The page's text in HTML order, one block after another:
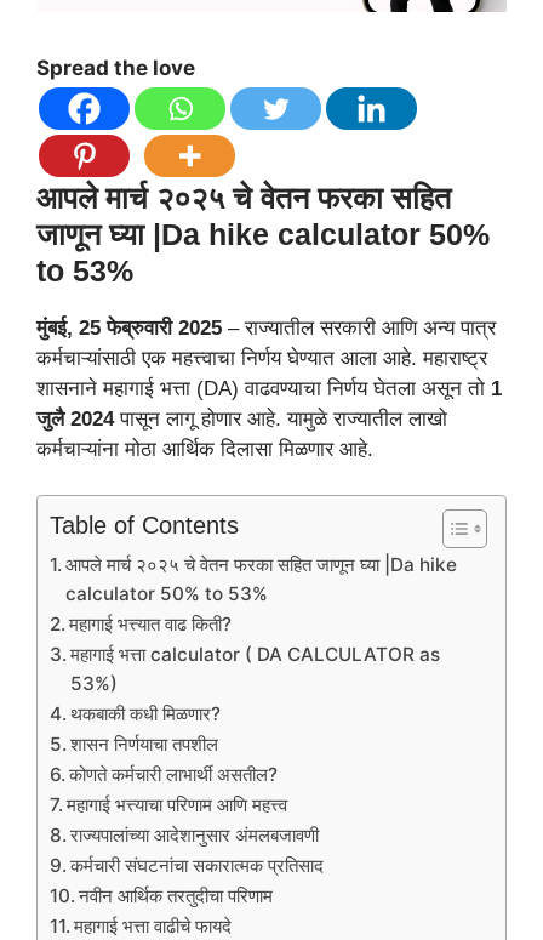
Spread the love
आपले मार्च २०२५ चे वेतन फरका सहित
जाणून घ्या |Da hike calculator 50%
to 53%
मुंबई, 25 फेब्रुवारी 2025 – राज्यातील सरकारी आणि अन्य पात्र
कर्मचाऱ्यांसाठी एक महत्त्वाचा निर्णय घेण्यात आला आहे. महाराष्ट्र
शासनाने महागाई भत्ता (DA) वाढवण्याचा निर्णय घेतला असून तो 1
जुलै 2024पासून लागू होणार आहे. यामुळे राज्यातील लाखो
कर्मचाऱ्यांना मोठा आर्थिक दिलासा मिळणार आहे.
Table of Contents
आपले मार्च २०२५ चे वेतन फरका सहित जाणून घ्या |Da hike
calculator 50% to 53%
महागाई भत्त्यात वाढ किती?
महागाई भत्ता calculator ( DA CALCULATOR as
53%)
थकबाकी कधी मिळणार?
शासन निर्णयाचा तपशील
कोणते कर्मचारी लाभार्थी असतील?
महागाई भत्त्याचा परिणाम आणि महत्त्व
राज्यपालांच्या आदेशानुसार अंमलबजावणी
कर्मचारी संघटनांचा सकारात्मक प्रतिसाद
नवीन आर्थिक तरतुदीचा परिणाम
महागाई भत्ता वाढीचे फायदे